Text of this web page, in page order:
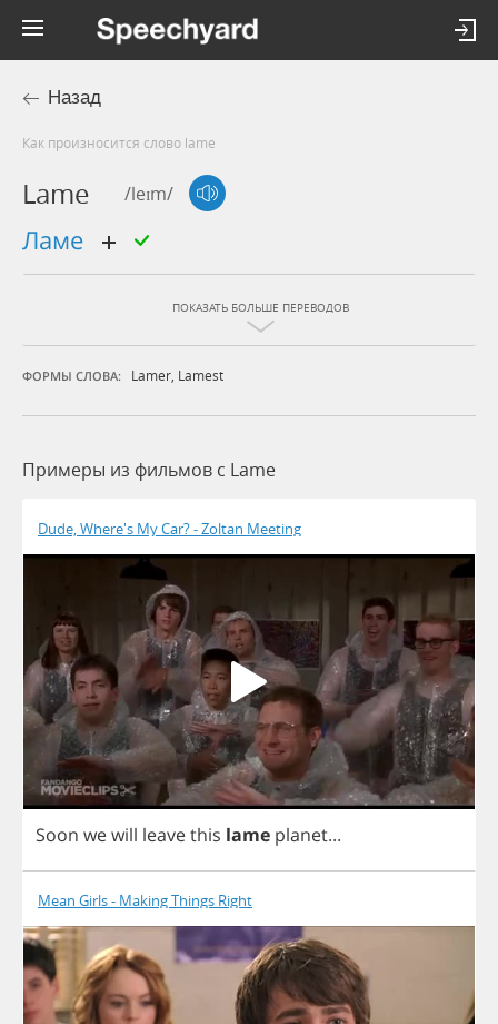
Назад
Как произносится слово lame
Lame /leɪm/
ламе
ПОКАЗАТЬ БОЛЬШЕ ПЕРЕВОДОВ
ФОРМЫ СЛОВА: Lamer, Lamest
Примеры из фильмов c Lame
Dude, Where's My Car? - Zoltan Meeting
Soon wewill leavethis lame planet...
Mean Girls - Making Things Right